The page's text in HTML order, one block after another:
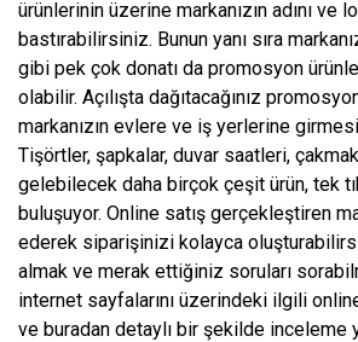
ürünlerinin üzerine markanızın adını ve
bastırabilirsiniz. Bunun yanı sıra
gibi pek çok donatı da promosyon
olabilir. Açılışta dağıtacağınız
markanızın evlere ve iş yerlerine
Tişörtler, şapkalar, duvar saatleri,
gelebilecek daha birçok çeşit ürün, tek
buluşuyor. Online satış gerçekleştiren
ederek siparişinizi kolayca
almak ve merak ettiğiniz soruları
internet sayfalarını üzerindeki ilgili
ve buradan detaylı bir şekilde inceleme